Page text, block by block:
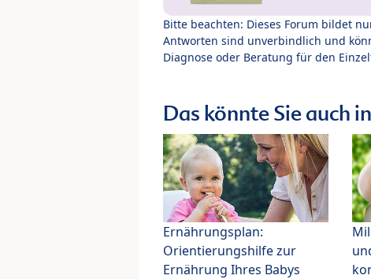
Bitte beachten: Dieses Forum bildet
Antworten sind unverbindlich und
Diagnose oder Beratung für den
Das könnte Sie auch
Ernährungsplan:
Orientierungshilfe zur
Ernährung Ihres Babys